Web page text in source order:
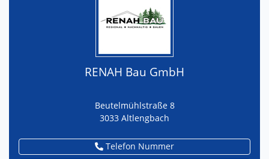
RENAH Bau GmbH
Beutelmühlstraße 8
3033 Altlengbach
Telefon Nummer